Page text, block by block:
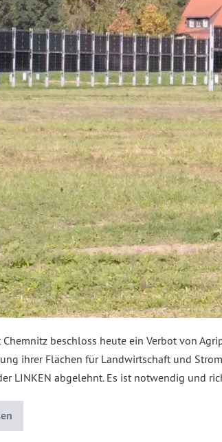
Chemnitz beschloss heute ein Verbot von
ihrer Flächen für Landwirtschaft und
LINKEN abgelehnt. Es ist notwendig und